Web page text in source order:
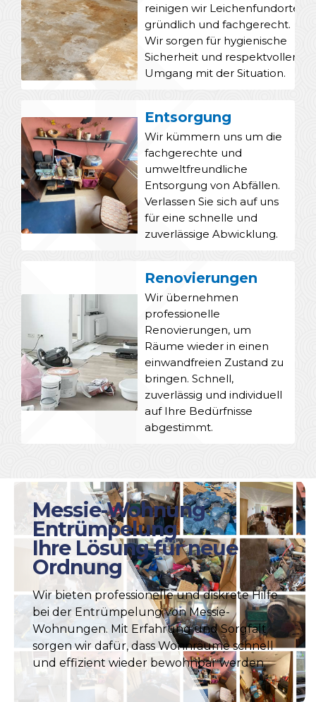
reinigen wir Leichenfundorte
gründlich und fachgerecht.
Wir sorgen für hygienische
Sicherheit und respektvollen
Umgang mit der Situation.
Entsorgung
Wir kümmern uns um die
fachgerechte und
umweltfreundliche
Entsorgung von Abfällen.
Verlassen Sie sich auf uns
für eine schnelle und
zuverlässige Abwicklung.
Renovierungen
Wir übernehmen
professionelle
Renovierungen, um
Räume wieder in einen
einwandfreien Zustand zu
bringen. Schnell,
zuverlässig und individuell
auf Ihre Bedürfnisse
abgestimmt.
Messie-Wohnung
Entrümpelung
Ihre Lösung für neue
Ordnung
Wir bieten professionelle und diskrete Hilfe
bei der Entrümpelung von Messie-
Wohnungen. Mit Erfahrung und Sorgfalt
sorgen wir dafür, dass Wohnräume schnell
und effizient wieder bewohnbar werden.